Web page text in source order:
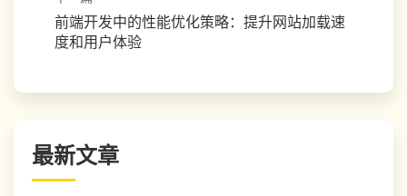
前端开发中的性能优化策略：提升网站加载速
度和用户体验
最新文章